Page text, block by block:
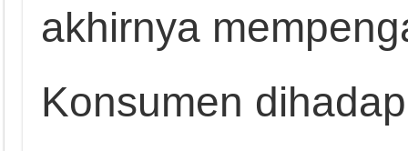
akhirnya
Konsumen